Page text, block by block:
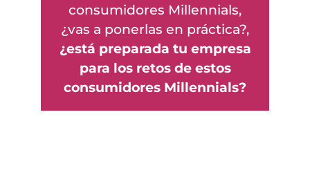
consumidores Millennials,
¿vas a ponerlas en práctica?,
¿está preparada tu empresa
para los retos de estos
consumidores Millennials?